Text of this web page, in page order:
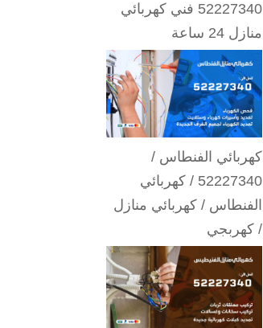
52227340 فني كهربائي
منازل 24 ساعة
كهربائي الفنطاس /
52227340 / كهربائي
الفنطاس / كهربائي منازل
/ كهربجي